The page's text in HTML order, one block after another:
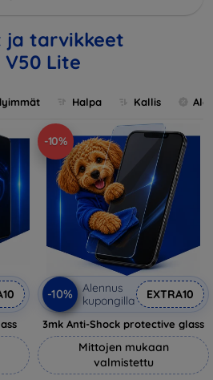
ja tarvikkeet
Lite
Halpa Kallis
-10%
-10%
Alennus
kupongilla
EXTRA10
3mk Anti-Shock protective glass
Mittojen mukaan
valmistettu